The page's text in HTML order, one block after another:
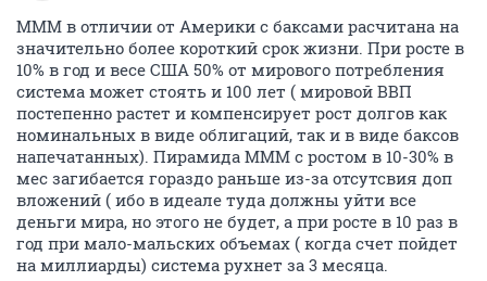
МММ в отличии от Америки с баксами расчитана на
значительно более короткий срок жизни. При росте в
10% в год и весе США 50% от мирового потребления
система может стоять и 100 лет ( мировой ВВП
постепенно растет и компенсирует рост долгов как
номинальных в виде облигаций, так и в виде баксов
напечатанных). Пирамида МММ с ростом в 10-30% в
мес загибается гораздо раньше из-за отсутсвия доп
вложений ( ибо в идеале туда должны уйти все
деньги мира, но этого не будет, а при росте в 10 раз в
год при мало-мальских объемах ( когда счет пойдет
на миллиарды) система рухнет за 3 месяца.